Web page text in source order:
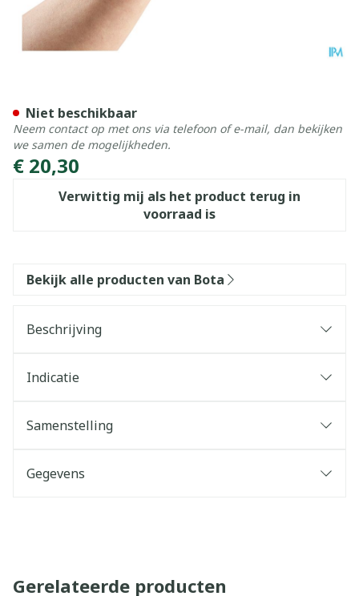
€ 20,30
Verwittig mij als het product terug in
voorraad is
Niet beschikbaar
Neem contact op met ons via telefoon of e-mail, dan bekijken
we samen de mogelijkheden.
Bekijk alle producten van Bota
Beschrijving
Indicatie
Samenstelling
Gegevens
Gerelateerde producten